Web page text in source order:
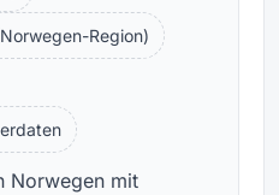
Region)
Norwegen mit